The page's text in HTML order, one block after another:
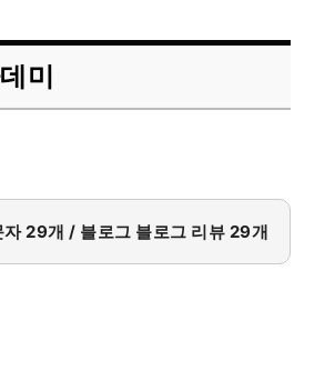
미
자 29개 / 블로그 블로그 리뷰 29개